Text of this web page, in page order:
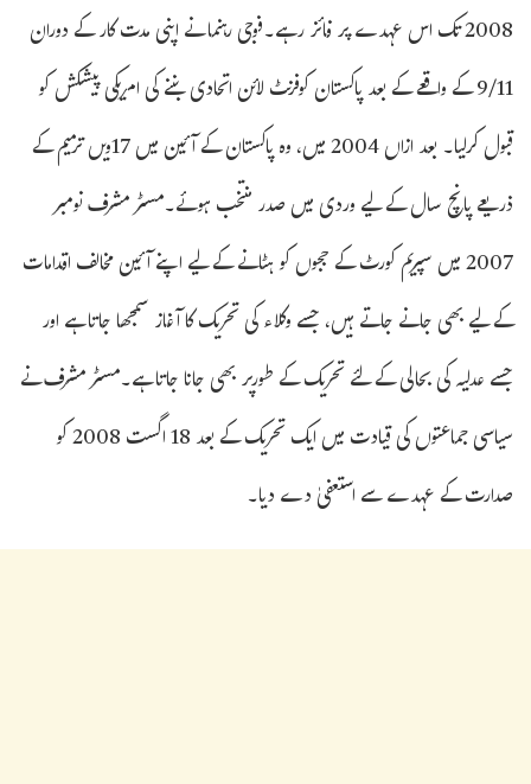
2008 تک اس عہدے پر فائز رہے۔فوجی رہنما نے اپنی مدت کار کے دوران
9/11 کے واقعے کے بعد پاکستان کوفرنٹ لائن اتحادی بننے کی امریکی پیشکش کو
قبول کرلیا۔ بعد ازاں 2004 میں، وہ پاکستان کے آئین میں 17ویں ترمیم کے
ذریعے پانچ سال کے لیے وردی میں صدر منتخب ہوئے۔مسٹر مشرف نومبر
2007 میں سپریم کورٹ کے ججوں کو ہٹانے کے لیے اپنے آئین مخالف اقدامات
کے لیے بھی جانے جاتے ہیں، جسے وکلاء کی تحریک کا آغاز سمجھا جاتا ہے اور
جسے عدلیہ کی بحالی کے لئے تحریک کے طورپر بھی جانا جاتا ہے۔مسٹر مشرف نے
سیاسی جماعتوں کی قیادت میں ایک تحریک کے بعد 18 اگست 2008 کو
صدارت کے عہدے سے استعفیٰ دے دیا۔